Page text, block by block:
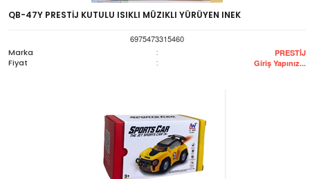
QB-47Y PRESTİJ KUTULU ISIKLI MÜZIKLI YÜRÜYEN INEK
6975473315460
Marka
: PRESTİJ
Fiyat : Giriş Yapınız...